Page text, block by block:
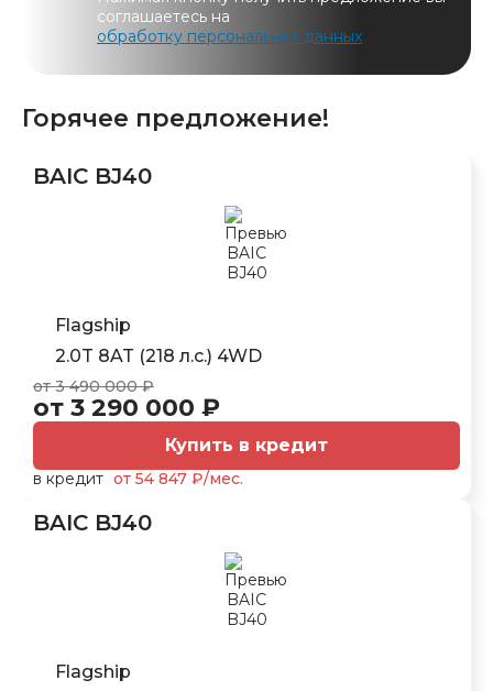
соглашаетесь на
обработку персональных данных
Горячее предложение!
BAIC BJ40
Flagship
2.0T 8AT (218 л.с.) 4WD
от 3 490 000 ₽
от 3 290 000 ₽
Купить в кредит
в кредит от 54 847 ₽/мес.
BAIC BJ40
Flagship